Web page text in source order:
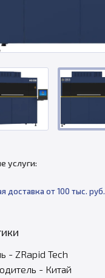
услуги:
доставка от 100 тыс. руб.
- ZRapid Tech
- Китай